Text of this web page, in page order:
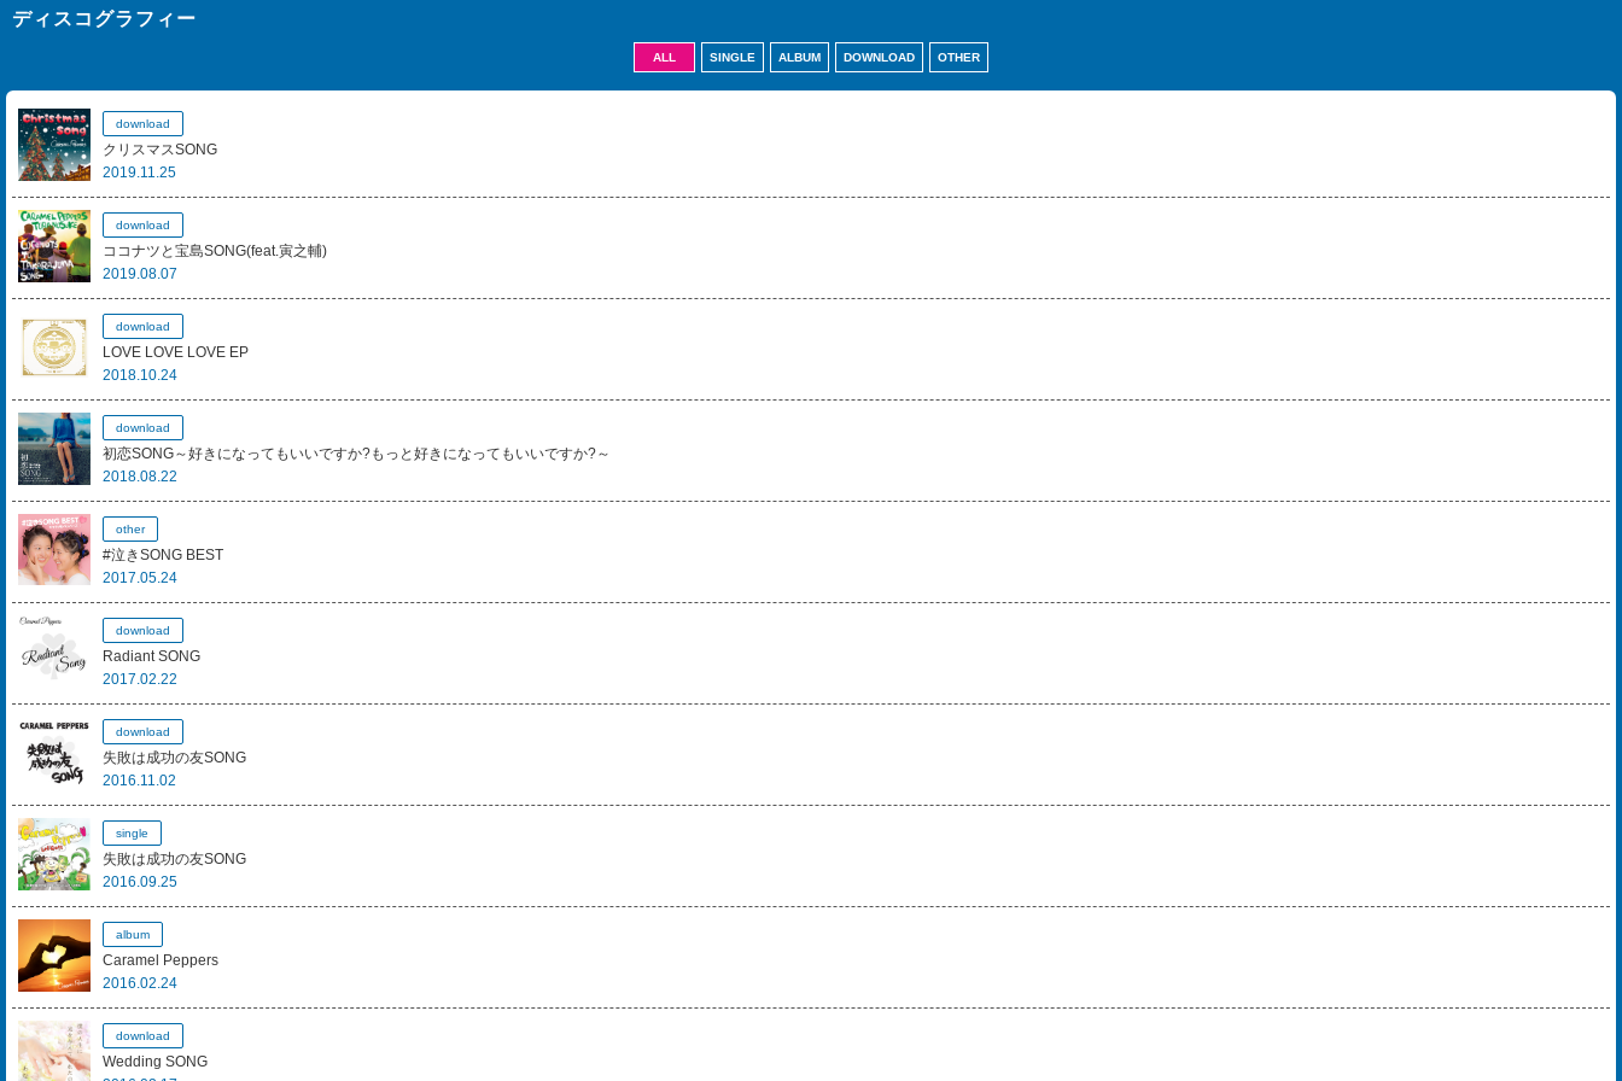
ディスコグラフィー
ALL SINGLE ALBUM DOWNLOAD OTHER
download
クリスマスSONG
2019.11.25
download
ココナツと宝島SONG(feat.寅之輔)
2019.08.07
download
LOVE LOVE LOVE EP
2018.10.24
download
初恋SONG～好きになってもいいですか?もっと好きになってもいいですか?～
2018.08.22
other
#泣きSONG BEST
2017.05.24
download
Radiant SONG
2017.02.22
download
失敗は成功の友SONG
2016.11.02
single
失敗は成功の友SONG
2016.09.25
album
Caramel Peppers
2016.02.24
download
Wedding SONG